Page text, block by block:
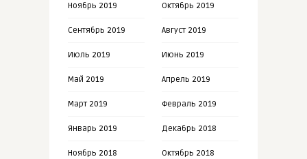
Ноябрь 2019 Октябрь 2019
Сентябрь 2019 Август 2019
Июль 2019 Июнь 2019
Май 2019 Апрель 2019
Март 2019 Февраль 2019
Январь 2019 Декабрь 2018
Ноябрь 2018 Октябрь 2018